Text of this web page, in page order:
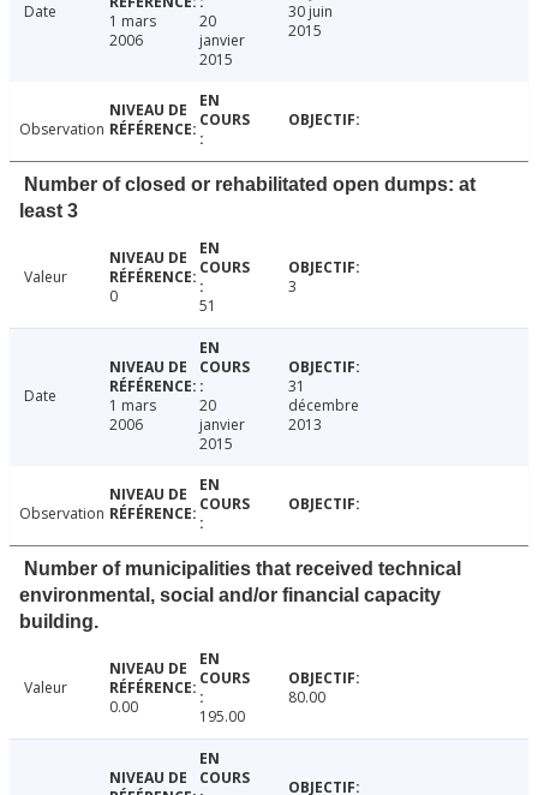
Date
1 mars
2006
20
janvier
2015
30 juin
2015
Observation
Number of closed or rehabilitated open dumps: at
least 3
Valeur
0
51
3
Date
1 mars
2006
20
janvier
2015
31
décembre
2013
Observation
Number of municipalities that received technical
environmental, social and/or financial capacity
building.
Valeur
0.00
195.00
80.00